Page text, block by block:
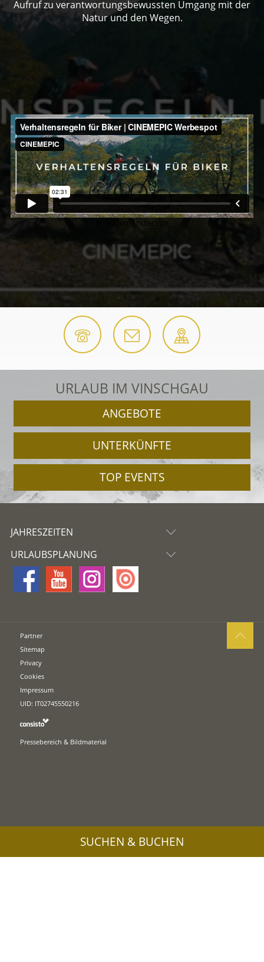
Aufruf zu verantwortungsbewussten Umgang mit der
Natur und den Wegen.
URLAUB IM VINSCHGAU
ANGEBOTE
UNTERKÜNFTE
TOP EVENTS
JAHRESZEITEN
URLAUBSPLANUNG
Partner
Sitemap
Privacy
Cookies
Impressum
UID: IT02745550216
Pressebereich & Bildmaterial
SUCHEN & BUCHEN